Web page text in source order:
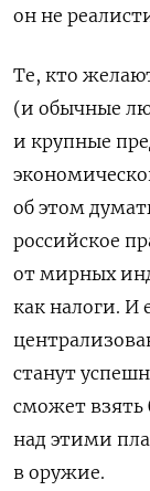
он не
Те, кто
(и обычные
и крупные
об этом
российское
от мирных
как налоги. И
станут
сможет взять
над этими
в оружие.